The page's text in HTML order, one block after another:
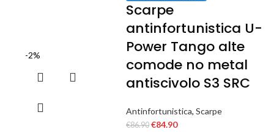
-2%
Scarpe
antinfortunistica U-
Power Tango alte
comode no metal
antiscivolo S3 SRC
Antinfortunistica, Scarpe
€86.90 €84.90